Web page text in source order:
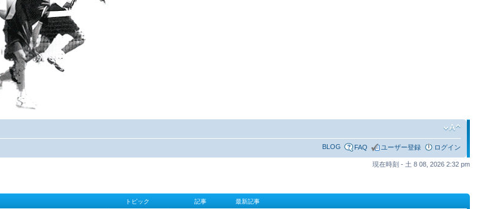
BLOG FAQ ユーザー登録 ログイン
現在時刻 - 土 8 08, 2026 2:32 pm
トピック 記事 最新記事